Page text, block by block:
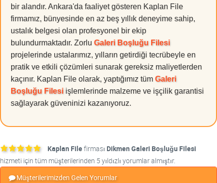
bir alandır. Ankara'da faaliyet gösteren Kaplan File
firmamız, bünyesinde en az beş yıllık deneyime sahip,
ustalık belgesi olan profesyonel bir ekip
bulundurmaktadır. Zorlu Galeri Boşluğu Filesi
projelerinde ustalarımız, yılların getirdiği tecrübeyle en
pratik ve etkili çözümleri sunarak gereksiz maliyetlerden
kaçınır. Kaplan File olarak, yaptığımız tüm Galeri
Boşluğu Filesi işlemlerinde malzeme ve işçilik garantisi
sağlayarak güveninizi kazanıyoruz.
Kaplan Filefirması Dikmen Galeri Boşluğu Filesi
hizmeti için tüm müşterilerinden 5 yıldızlı yorumlar almıştır.
Müşterilerimizden Gelen Yorumlar